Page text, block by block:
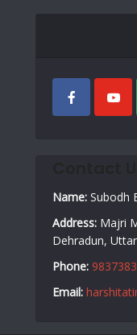
Name: Subodh
Address: Majri
Dehradun,
Phone:
Email: